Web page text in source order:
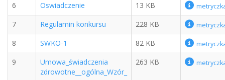
6 Oswiadczenie 13 KB
7 Regulamin konkursu 228 KB
8 SWKO-1 82 KB
9
Umowa_świadczenia
zdrowotne__ogólna_Wzór_
263 KB